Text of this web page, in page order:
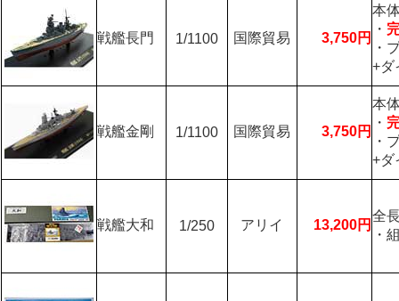
戦艦長門 1/1100 国際貿易 3,750円
本
・
・
+ダ
戦艦金剛 1/1100 国際貿易 3,750円
本
・
・
+ダ
戦艦大和 1/250 アリイ 13,200円
全
・